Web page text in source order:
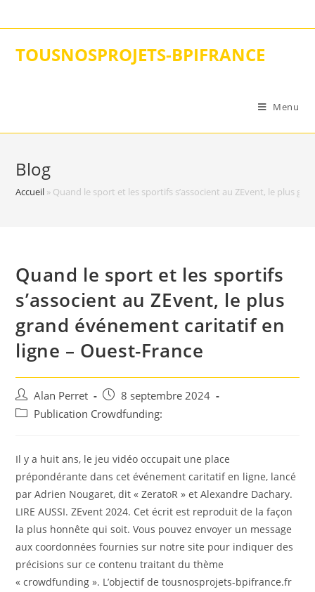
to
TOUSNOSPROJETS-BPIFRANCE
Menu
Blog
Accueil » Quand le sport et les sportifs s’associent au ZEvent, le plus
Quand le sport et les sportifs
s’associent au ZEvent, le plus
grand événement caritatif en
ligne – Ouest-France
Auteur/autrice
de
Alan Perret
Post
published:
8 septembre 2024
PostPublication Crowdfunding:
Il y a huit ans, le jeu vidéo occupait une place
prépondérante dans cet événement caritatif en ligne, lancé
par Adrien Nougaret, dit « ZeratoR » et Alexandre Dachary.
LIRE AUSSI. ZEvent 2024. Cet écrit est reproduit de la façon
la plus honnête qui soit. Vous pouvez envoyer un message
aux coordonnées fournies sur notre site pour indiquer des
précisions sur ce contenu traitant du thème
« crowdfunding ». L’objectif de tousnosprojets-bpifrance.fr